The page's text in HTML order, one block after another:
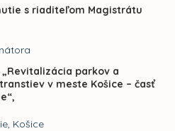
s riaditeľom Magistrátu
parkov a
v meste Košice – časť
Košice